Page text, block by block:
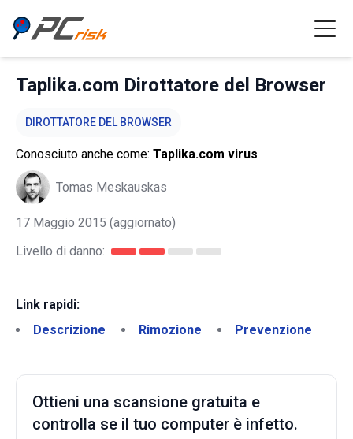
Taplika.com Dirottatore del Browser
DIROTTATORE DEL BROWSER
Conosciuto anche come: Taplika.com virus
Tomas Meskauskas
17 Maggio 2015 (aggiornato)
Livello di danno:
Link rapidi:
Descrizione
Rimozione Prevenzione
Ottieni una scansione gratuita e
controlla se il tuo computer è infetto.